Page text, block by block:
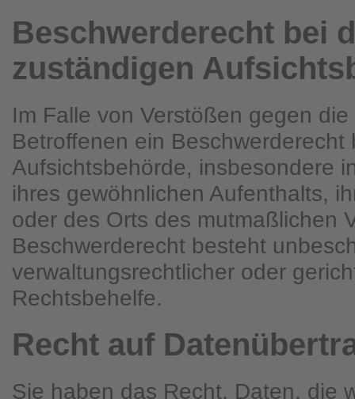
Beschwerde­recht bei
zuständigen
Im Falle von Verstößen gegen
Betroffenen ein Beschwerderecht
Aufsichtsbehörde, insbesondere
ihres gewöhnlichen Aufenthalts,
oder des Orts des mutmaßlichen
Beschwerderecht besteht
verwaltungsrechtlicher oder
Rechtsbehelfe.
Recht auf
Sie haben das Recht, Daten, die